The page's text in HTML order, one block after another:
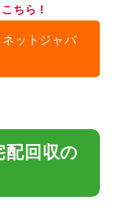
ちら！
ットジャパ
回収の